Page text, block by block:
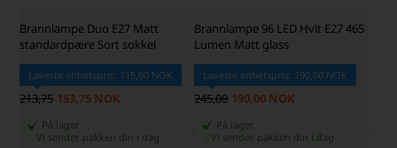
Brannlampe Duo E27 Matt
standardpære Sort sokkel
Laveste enhetspris: 115,00 NOK
213,75 153,75 NOK
På lager
-Vi sender pakken din i dag
Brannlampe 96 LED Hvit E27 465
Lumen Matt glass
Laveste enhetspris: 190,00 NOK
245,00 190,00 NOK
På lager
Vi sender pakken din i dag